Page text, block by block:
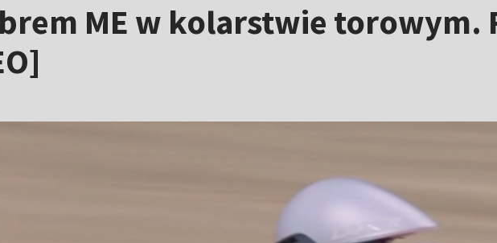
ME w kolarstwie torowym.